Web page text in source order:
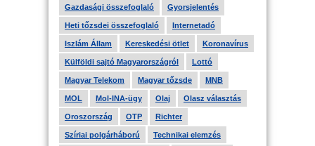
Gazdasági összefoglaló Gyorsjelentés
Heti tőzsdei összefoglaló Internetadó
Iszlám Állam Kereskedési ötlet Koronavírus
Külföldi sajtó Magyarországról Lottó
Magyar Telekom Magyar tőzsde MNB
MOL Mol-INA-ügy Olaj Olasz választás
Oroszország OTP Richter
Szíriai polgárháború Technikai elemzés